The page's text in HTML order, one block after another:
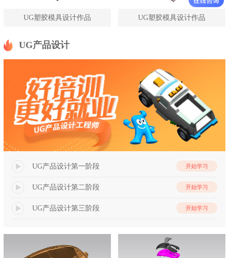
UG塑胶模具设计作品 UG塑胶模具设计作品
UG产品设计
UG产品设计第一阶段 开始学习
UG产品设计第二阶段 开始学习
UG产品设计第三阶段 开始学习